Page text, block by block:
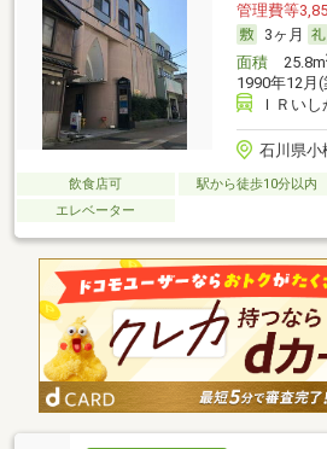
管理費等
3ヶ月
面積25.8m
1990年12月
ＩＲい
石川県小
飲食店可 駅から徒歩10分以内
エレベーター